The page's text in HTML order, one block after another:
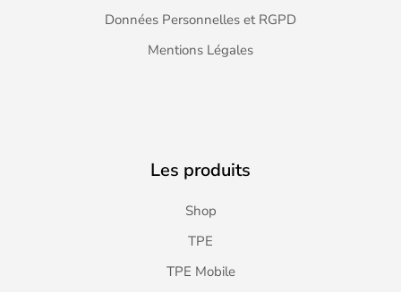
Données Personnelles et RGPD
Mentions Légales
Les produits
Shop
TPE
TPE Mobile